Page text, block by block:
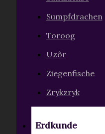
Sumpfdrachen
Toroog
Uzôr
Ziegenfische
Zrykzryk
Erdkunde